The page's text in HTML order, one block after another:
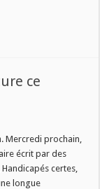
ce
Mercredi prochain,
écrit par des
certes,
longue